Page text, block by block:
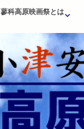
蓼科高原映画祭とは